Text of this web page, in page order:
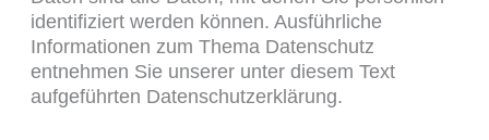
identifiziert werden können. Ausführliche
Informationen zum Thema Datenschutz
entnehmen Sie unserer unter diesem Text
aufgeführten Datenschutzerklärung.